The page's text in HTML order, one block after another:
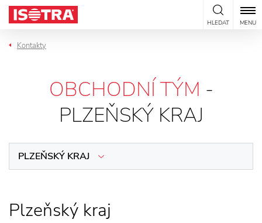
Přeskočit na obsah
HLEDAT MENU
Kontakty
OBCHODNÍ TÝM -
PLZEŇSKÝ KRAJ
PLZEŇSKÝ KRAJ
Plzeňský kraj